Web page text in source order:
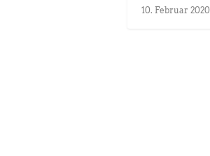
10. Februar 2020